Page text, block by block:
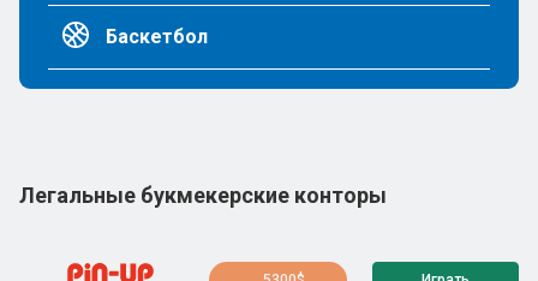
Баскетбол
Легальные букмекерские конторы